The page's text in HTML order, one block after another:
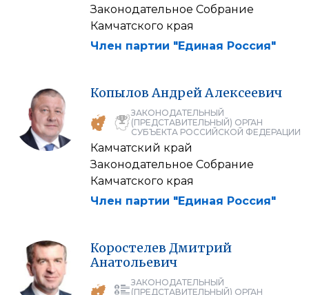
Законодательное Собрание
Камчатского края
Член партии "Единая Россия"
Копылов Андрей Алексеевич
ЗАКОНОДАТЕЛЬНЫЙ
(ПРЕДСТАВИТЕЛЬНЫЙ) ОРГАН
СУБЪЕКТА РОССИЙСКОЙ ФЕДЕРАЦИИ
Камчатский край
Законодательное Собрание
Камчатского края
Член партии "Единая Россия"
Коростелев Дмитрий
Анатольевич
ЗАКОНОДАТЕЛЬНЫЙ
(ПРЕДСТАВИТЕЛЬНЫЙ) ОРГАН